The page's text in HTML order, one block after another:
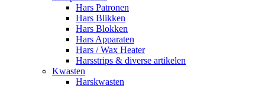
Hars Patronen
Hars Blikken
Hars Blokken
Hars Apparaten
Hars / Wax Heater
Harsstrips & diverse artikelen
Kwasten
Harskwasten